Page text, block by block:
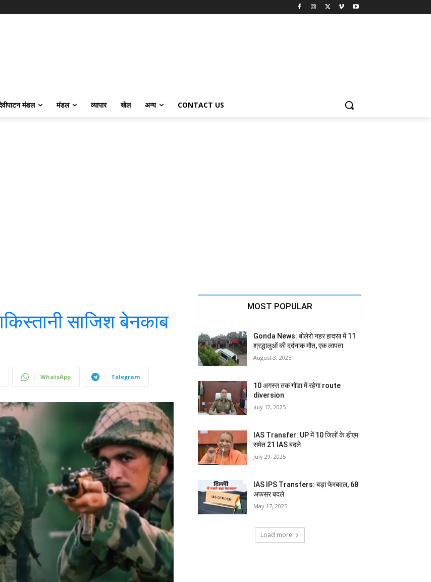
मंडल मंडल व्यापार खेल अन्य CONTACT US
साजिश बेनकाब
WhatsApp Telegram
MOST POPULAR
Gonda News: बोलेरो नहर हादसा में 11
श्रद्धालुओं की दर्दनाक मौत, एक लापता
August 3, 2025
10 अगस्त तक गोंडा में रहेगा route
diversion
July 12, 2025
IAS Transfer: UP में 10 जिलों के डीएम
समेत 21 IAS बदले
July 29, 2025
IAS IPS Transfers: बड़ा फेरबदल, 68
अफसर बदले
May 17, 2025
Load more